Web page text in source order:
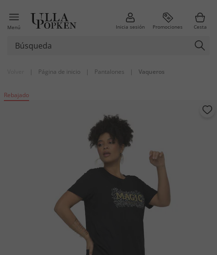
Menú Inicia sesión Promociones Cesta
| Página de inicio | Pantalones | Vaqueros
Rebajado